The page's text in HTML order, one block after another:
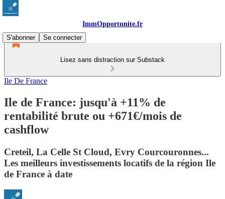
ImmOpportunite.fr
S'abonner
Se connecter
Lisez sans distraction sur Substack
Ile De France
Ile de France: jusqu'à +11% de
rentabilité brute ou +671€/mois de
cashflow
Creteil, La Celle St Cloud, Evry Courcouronnes...
Les meilleurs investissements locatifs de la région Ile
de France à date